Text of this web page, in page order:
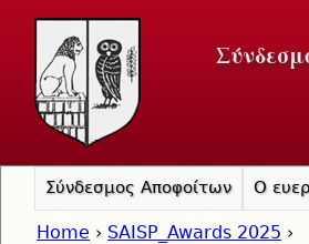
Home › SAISP_Awards 2025 ›
Σύνδεσμος Αποφοίτων Ο